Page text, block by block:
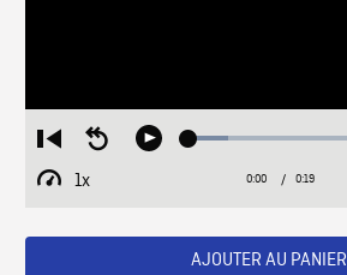
Restart
from
beginning
Seek
Play Loaded:
1x
Playback
Current
0:00 / Duration
0:19
AJOUTER AU PANIER